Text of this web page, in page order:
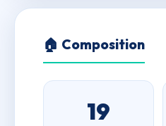
🏠 Composition
19